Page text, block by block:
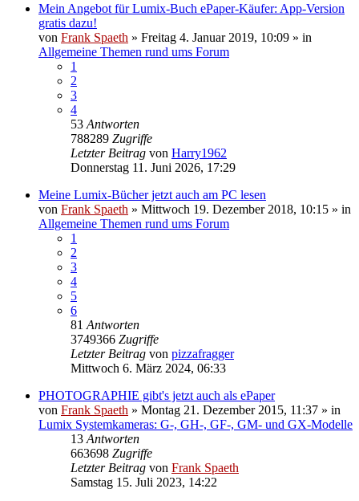
Mein Angebot für Lumix-Buch ePaper-Käufer: App-Version
gratis dazu!
von Frank Spaeth » Freitag 4. Januar 2019, 10:09 » in
Allgemeine Themen rund ums Forum
1
2
3
4
53 Antworten
788289 Zugriffe
Letzter Beitrag von Harry1962
Donnerstag 11. Juni 2026, 17:29
Meine Lumix-Bücher jetzt auch am PC lesen
von Frank Spaeth » Mittwoch 19. Dezember 2018, 10:15 » in
Allgemeine Themen rund ums Forum
1
2
3
4
5
6
81 Antworten
3749366 Zugriffe
Letzter Beitrag von pizzafragger
Mittwoch 6. März 2024, 06:33
PHOTOGRAPHIE gibt's jetzt auch als ePaper
von Frank Spaeth » Montag 21. Dezember 2015, 11:37 » in
Lumix Systemkameras: G-, GH-, GF-, GM- und GX-Modelle
13 Antworten
663698 Zugriffe
Letzter Beitrag von Frank Spaeth
Samstag 15. Juli 2023, 14:22